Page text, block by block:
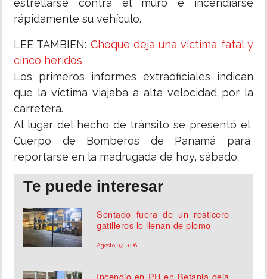
estrellarse contra el muro e incendiarse
rápidamente su vehículo.
LEE TAMBIEN: Choque deja una víctima fatal y
cinco heridos
Los primeros informes extraoficiales indican
que la víctima viajaba a alta velocidad por la
carretera.
Al lugar del hecho de tránsito se presentó el
Cuerpo de Bomberos de Panamá para
reportarse en la madrugada de hoy, sábado.
Te puede interesar
Sentado fuera de un rosticero
gatilleros lo llenan de plomo
Agosto 07, 2026
Incendio en PH en Betania deja